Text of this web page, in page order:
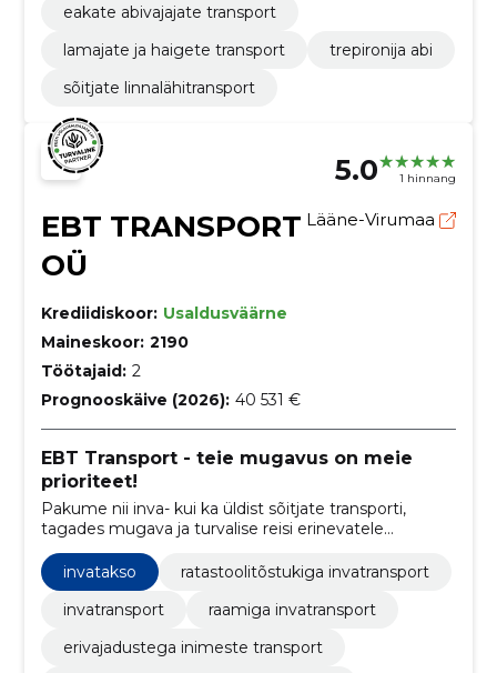
eakate abivajajate transport
lamajate ja haigete transport
trepironija abi
sõitjate linnalähitransport
5.0 1 hinnang
EBT TRANSPORT
OÜ
Lääne-Virumaa
Krediidiskoor: Usaldusväärne
Maineskoor: 2190
Töötajaid: 2
Prognooskäive (2026): 40 531 €
EBT Transport - teie mugavus on meie
prioriteet!
Pakume nii inva- kui ka üldist sõitjate transporti,
tagades mugava ja turvalise reisi erinevatele
teenuseid vastavalt klientide vajadustele üle kogu
Eesti.
invatakso
ratastoolitõstukiga invatransport
invatransport
raamiga invatransport
erivajadustega inimeste transport